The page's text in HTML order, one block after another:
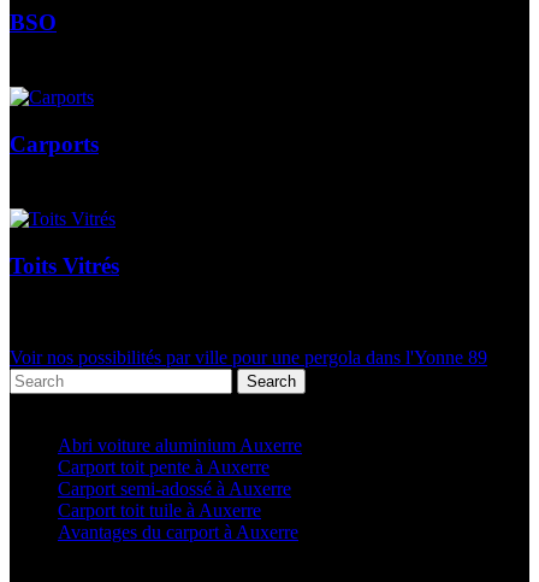
BSO
Carports
Toits Vitrés
Voir nos possibilités par ville pour une pergola dans l'Yonne 89
Search
Abri voiture aluminium Auxerre
Carport toit pente à Auxerre
Carport semi-adossé à Auxerre
Carport toit tuile à Auxerre
Avantages du carport à Auxerre